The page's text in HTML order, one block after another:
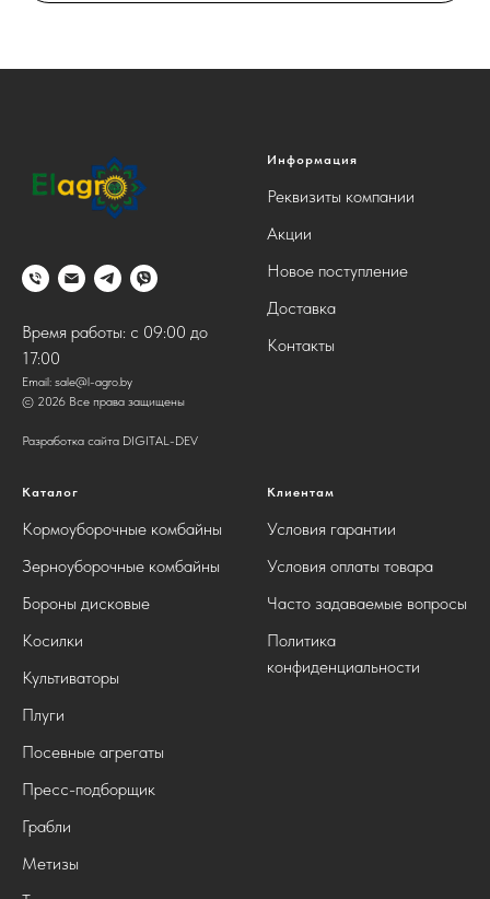
Время работы: с 09:00 до
17:00
Email: sale@l-agro.by
© 2026 Все права защищены
Разработка сайта DIGITAL-DEV
Информация
Реквизиты компании
Акции
Новое поступление
Доставка
Контакты
Каталог
Кормоуборочные комбайны
Зерноуборочные комбайны
Бороны дисковые
Косилки
Культиваторы
Плуги
Посевные агрегаты
Пресс-подборщик
Грабли
Метизы
Клиентам
Условия гарантии
Условия оплаты товара
Часто задаваемые вопросы
Политика
конфиденциальности